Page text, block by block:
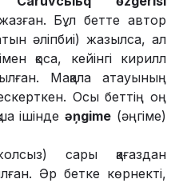
Бұл бетте автор
әліпбиі) жазылса, ал
қоса, кейінгі кирилл
Мақала атауының
Осы беттің оң
ішіндеәņgime (әңгіме)
сары қағаздан
Әр бетке көрнекті,